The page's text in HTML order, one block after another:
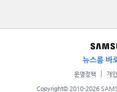
뉴스룸 바
운영정책 개
Copyright© 2010-2026